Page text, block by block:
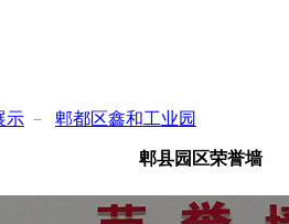
示 － 郫都区鑫和工业园
郫县园区荣誉墙